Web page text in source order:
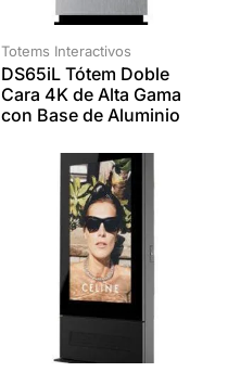
Totems Interactivos
DS65iL Tótem Doble
Cara 4K de Alta Gama
con Base de Aluminio